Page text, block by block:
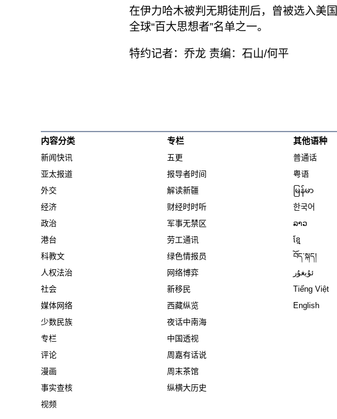
在伊力哈木被判无期徒刑后，曾被选入美
全球“百大思想者”名单之一。
特约记者：乔龙 责编：石山/何平
内容分类
新闻快讯
亚太报道
外交
经济
政治
港台
科教文
人权法治
社会
媒体网络
少数民族
专栏
评论
漫画
事实查核
视频
专栏
五更
报导者时间
解读新疆
财经时时听
军事无禁区
劳工通讯
绿色情报员
网络博弈
新移民
西藏纵览
夜话中南海
中国透视
周嘉有话说
周末茶馆
纵横大历史
其他语种
普通话
粤语
မြန်မာ
한국어
ລາວ
ខ្មែ
བོད་སྐད།
ئۇيغۇر
Tiếng Việt
English